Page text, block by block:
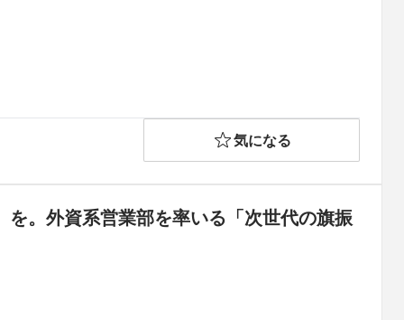
気になる
。外資系営業部を率いる「次世代の旗振